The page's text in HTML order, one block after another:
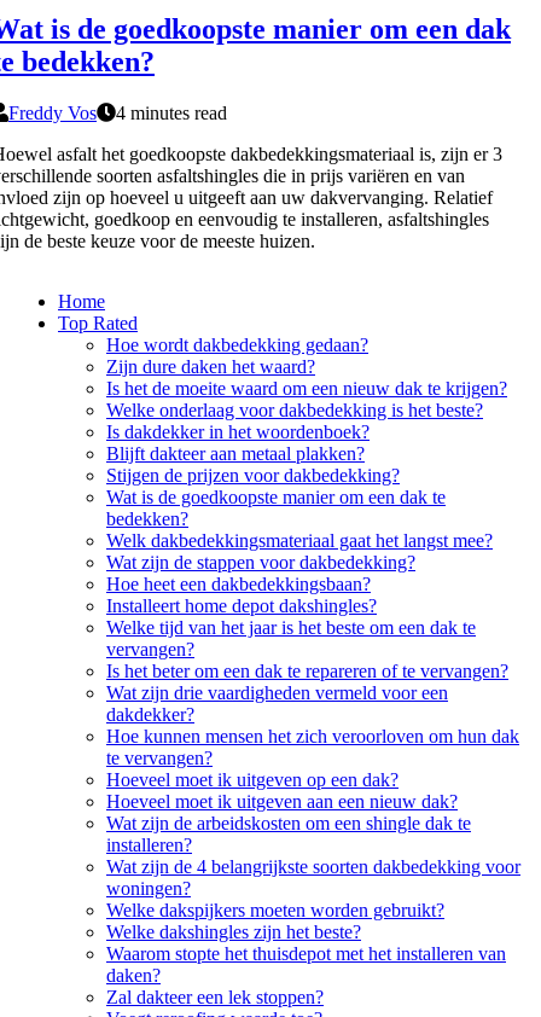
is de goedkoopste manier om een dak
bedekken?
Freddy Vos
4 minutes read
asfalt het goedkoopste dakbedekkingsmateriaal is, zijn er 3
soorten asfaltshingles die in prijs variëren en van
zijn op hoeveel u uitgeeft aan uw dakvervanging. Relatief
goedkoop en eenvoudig te installeren, asfaltshingles
de beste keuze voor de meeste huizen.
Home
Top Rated
Hoe wordt dakbedekking gedaan?
Zijn dure daken het waard?
Is het de moeite waard om een nieuw dak te krijgen?
Welke onderlaag voor dakbedekking is het beste?
Is dakdekker in het woordenboek?
Blijft dakteer aan metaal plakken?
Stijgen de prijzen voor dakbedekking?
Wat is de goedkoopste manier om een dak te
bedekken?
Welk dakbedekkingsmateriaal gaat het langst mee?
Wat zijn de stappen voor dakbedekking?
Hoe heet een dakbedekkingsbaan?
Installeert home depot dakshingles?
Welke tijd van het jaar is het beste om een dak te
vervangen?
Is het beter om een dak te repareren of te vervangen?
Wat zijn drie vaardigheden vermeld voor een
dakdekker?
Hoe kunnen mensen het zich veroorloven om hun dak
te vervangen?
Hoeveel moet ik uitgeven op een dak?
Hoeveel moet ik uitgeven aan een nieuw dak?
Wat zijn de arbeidskosten om een shingle dak te
installeren?
Wat zijn de 4 belangrijkste soorten dakbedekking voor
woningen?
Welke dakspijkers moeten worden gebruikt?
Welke dakshingles zijn het beste?
Waarom stopte het thuisdepot met het installeren van
daken?
Zal dakteer een lek stoppen?